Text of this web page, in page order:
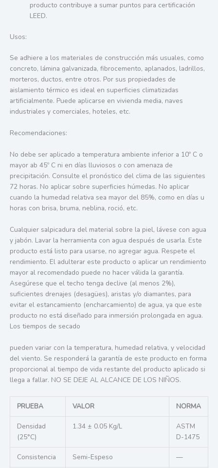
producto contribuye a sumar puntos para certificación
LEED.
Usos:
Se adhiere a los materiales de construcción más usuales, como
concreto, lámina galvanizada, fibrocemento, aplanados, ladrillos,
morteros, ductos, entre otros. Por sus propiedades de
aislamiento térmico es ideal en superficies climatizadas
artificialmente. Puede aplicarse en vivienda media, naves
industriales y comerciales, hoteles, etc.
Recomendaciones:
No debe ser aplicado a temperatura ambiente inferior a 10º C o
mayor ab 45º C ni en días lluviosos o con amenaza de
precipitación. Consulte el pronóstico del clima de las siguientes
72 horas. No aplicar sobre superficies húmedas. No aplicar
cuando la humedad relativa sea mayor del 85%, como en días u
horas con brisa, bruma, neblina, roció, etc.
Cualquier salpicadura del material sobre la piel, lávese con agua
y jabón. Lavar la herramienta con agua después de usarla. Este
producto está listo para usarse, no agregar agua. Respete el
rendimiento. El adulterar este producto o aplicar un rendimiento
mayor al recomendado puede no hacer válida la garantía.
Asegúrese que el techo tenga declive (al menos 2%),
suficientes drenajes (desagües), aristas y/o diamantes, para
evitar el estancamiento (encharcamiento) de agua, ya que este
producto no está diseñado para inmersión prolongada en agua.
Los tiempos de secado
pueden variar con la temperatura, humedad relativa, y velocidad
del viento. Se responderá la garantía de este producto en forma
proporcional al tiempo de vida restante del producto aplicado si
llega a fallar. NO SE DEJE AL ALCANCE DE LOS NIÑOS.
PRUEBA VALOR NORMA
Densidad
(25°C)
1.34 ± 0.05 Kg/L
ASTM
D-1475
Consistencia Semi-Espeso —